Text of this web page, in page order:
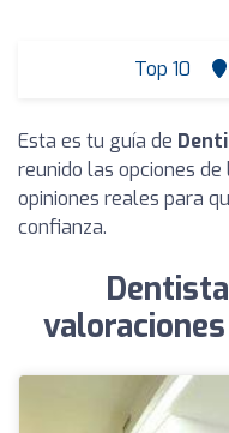
Top 10
Esta es tu guía de
reunido las opciones
opiniones reales para
confianza.